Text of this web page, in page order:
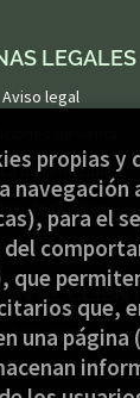
LEGALES
Aviso legal
de privacidad
de Cookies
AL
somos
especiales
propias y
navegación
para el
que
que,
una página